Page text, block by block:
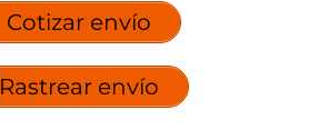
Cotizar envío
Rastrear envío